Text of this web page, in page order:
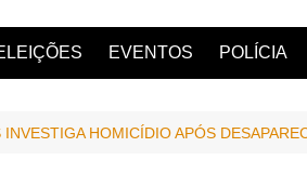
EVENTOS POLÍCIA
HOMICÍDIO APÓS